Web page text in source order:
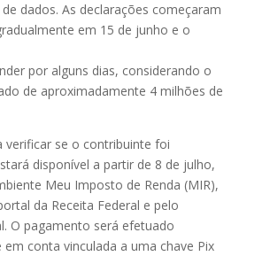
dados. As declarações começaram
em 15 de junho e o
por alguns dias, considerando o
de aproximadamente 4 milhões de
verificar se o contribuinte foi
disponível a partir de 8 de julho,
Meu Imposto de Renda (MIR),
da Receita Federal e pelo
O pagamento será efetuado
em conta vinculada a uma chave Pix